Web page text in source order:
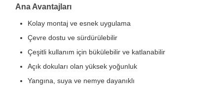
Ana Avantajları
Kolay montaj ve esnek uygulama
Çevre dostu ve sürdürülebilir
Çeşitli kullanım için bükülebilir ve katlanabilir
Açık dokuları olan yüksek yoğunluk
Yangına, suya ve nemye dayanıklı